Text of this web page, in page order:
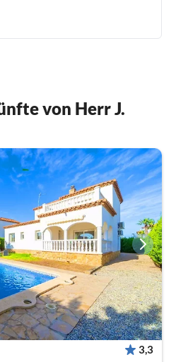
von Herr J.
3,3